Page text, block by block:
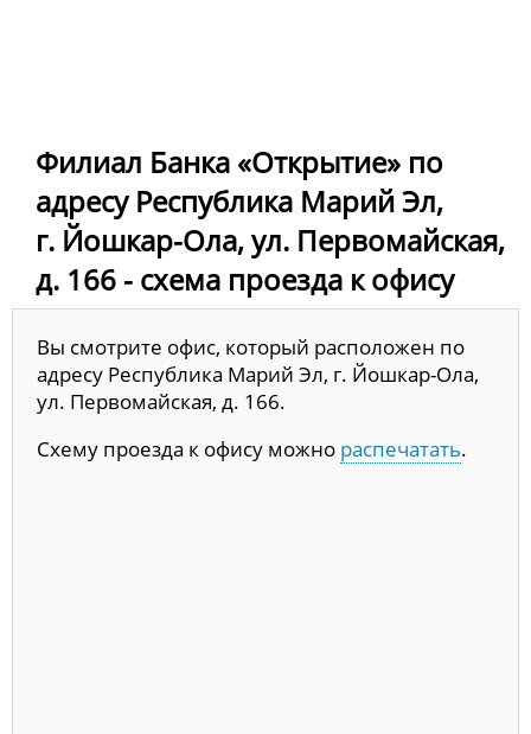
Филиал Банка «Открытие» по
адресу Республика Марий Эл,
г. Йошкар-Ола, ул. Первомайская,
д. 166 - схема проезда к офису
Вы смотрите офис, который расположен по
адресу Республика Марий Эл, г. Йошкар-Ола,
ул. Первомайская, д. 166.
Схему проезда к офису можно распечатать.